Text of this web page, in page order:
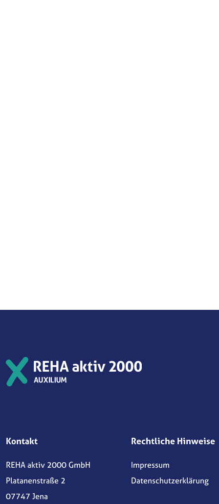
Kontakt
REHA aktiv 2000 GmbH
Platanenstraße 2
07747 Jena
Rechtliche Hinweise
Impressum
Datenschutzerklärung